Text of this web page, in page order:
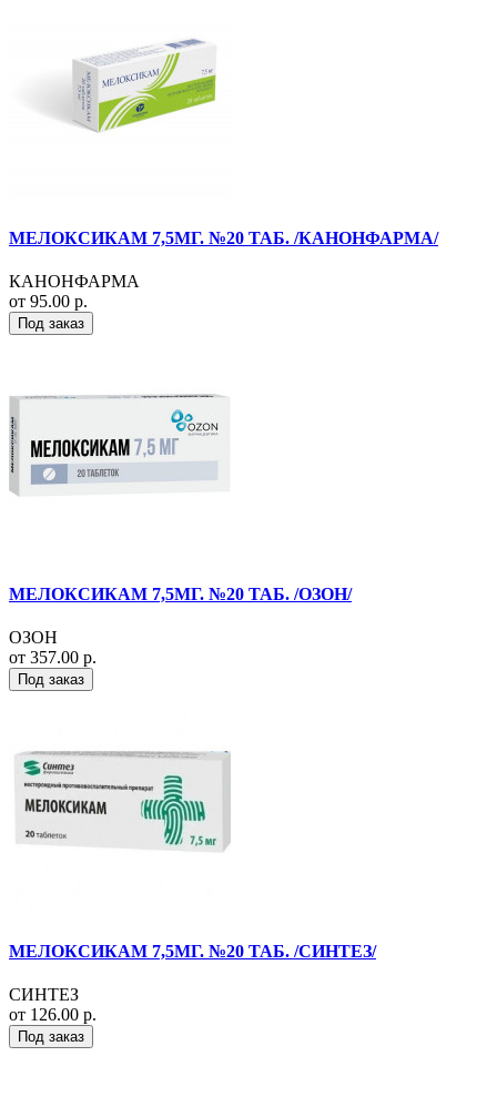
МЕЛОКСИКАМ 7,5МГ. №20 ТАБ. /КАНОНФАРМА/
КАНОНФАРМА
от 95.00 р.
Под заказ
МЕЛОКСИКАМ 7,5МГ. №20 ТАБ. /ОЗОН/
ОЗОН
от 357.00 р.
Под заказ
МЕЛОКСИКАМ 7,5МГ. №20 ТАБ. /СИНТЕЗ/
СИНТЕЗ
от 126.00 р.
Под заказ